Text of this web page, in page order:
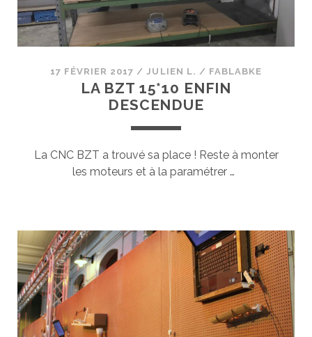
17 FÉVRIER 2017 /JULIEN L. / FABLABKE
LA BZT 15*10 ENFIN
DESCENDUE
La CNC BZT a trouvé sa place ! Reste à monter
les moteurs et à la paramétrer …